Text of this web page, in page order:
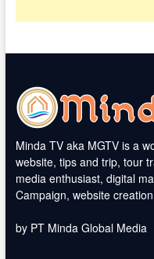
Minda TV aka MGTV is a
website, tips and trip, tour
media enthusiast, digital
Campaign, website
by PT Minda Global Media